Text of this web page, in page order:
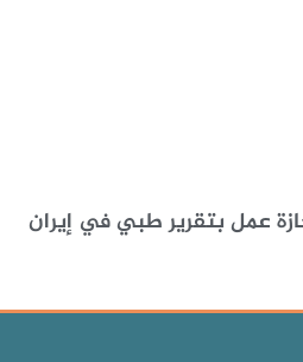
عمل بتقرير طبي في إيران